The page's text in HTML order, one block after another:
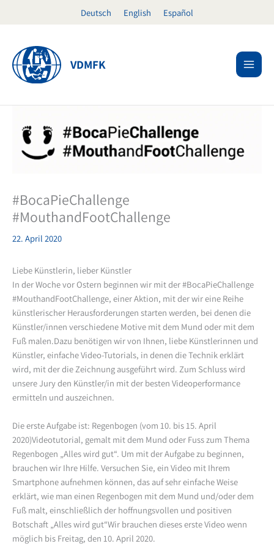
Deutsch English Español
VDMFK
#BocaPieChallenge
#MouthandFootChallenge
22. April 2020
Liebe Künstlerin, lieber Künstler
In der Woche vor Ostern beginnen wir mit der #BocaPieChallenge
#MouthandFootChallenge, einer Aktion, mit der wir eine Reihe
künstlerischer Herausforderungen starten werden, bei denen die
Künstler/innen verschiedene Motive mit dem Mund oder mit dem
Fuß malen.Dazu benötigen wir von Ihnen, liebe Künstlerinnen und
Künstler, einfache Video-Tutorials, in denen die Technik erklärt
wird, mit der die Zeichnung ausgeführt wird. Zum Schluss wird
unsere Jury den Künstler/in mit der besten Videoperformance
ermitteln und auszeichnen.
Die erste Aufgabe ist: Regenbogen (vom 10. bis 15. April
2020)Videotutorial, gemalt mit dem Mund oder Fuss zum Thema
Regenbogen „Alles wird gut“. Um mit der Aufgabe zu beginnen,
brauchen wir Ihre Hilfe. Versuchen Sie, ein Video mit Ihrem
Smartphone aufnehmen können, das auf sehr einfache Weise
erklärt, wie man einen Regenbogen mit dem Mund und/oder dem
Fuß malt, einschließlich der hoffnungsvollen und positiven
Botschaft „Alles wird gut“Wir brauchen dieses erste Video wenn
möglich bis Freitag, den 10. April 2020.